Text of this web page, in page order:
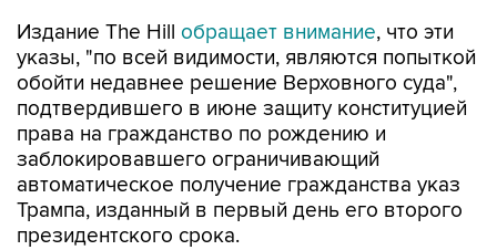
Издание The Hill обращает внимание, что эти
указы, "по всей видимости, являются попыткой
обойти недавнее решение Верховного суда",
подтвердившего в июне защиту конституцией
права на гражданство по рождению и
заблокировавшего ограничивающий
автоматическое получение гражданства указ
Трампа, изданный в первый день его второго
президентского срока.